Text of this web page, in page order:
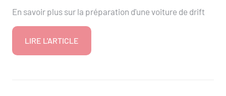
En savoir plus sur la préparation d'une voiture de drift
LIRE L'ARTICLE